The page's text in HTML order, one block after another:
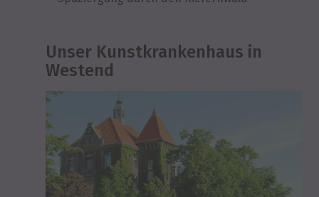
Unser Kunstkrankenhaus in
Westend